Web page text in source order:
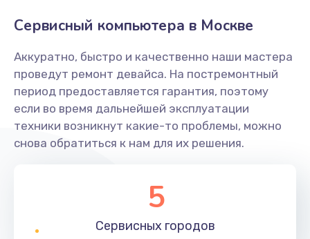
Сервисный компьютера в Москве
Аккуратно, быстро и качественно наши мастера
проведут ремонт девайса. На постремонтный
период предоставляется гарантия, поэтому
если во время дальнейшей эксплуатации
техники возникнут какие-то проблемы, можно
снова обратиться к нам для их решения.
5
Сервисных городов